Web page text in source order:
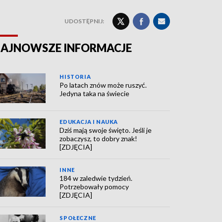
UDOSTĘPNIJ:
INFORMACJE
HISTORIA
Po latach znów może ruszyć.
Jedyna taka na świecie
EDUKACJA I NAUKA
Dziś mają swoje święto. Jeśli je
zobaczysz, to dobry znak!
[ZDJĘCIA]
INNE
184 w zaledwie tydzień.
Potrzebowały pomocy
[ZDJĘCIA]
SPOŁECZNE